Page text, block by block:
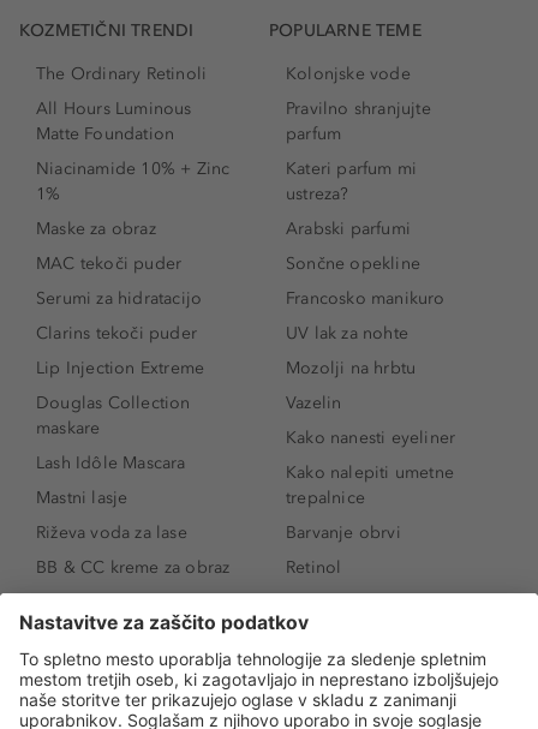
KOZMETIČNI TRENDI
The Ordinary Retinoli
All Hours Luminous
Matte Foundation
Niacinamide 10% + Zinc
1%
Maske za obraz
MAC tekoči puder
Serumi za hidratacijo
Clarins tekoči puder
Lip Injection Extreme
Douglas Collection
maskare
Lash Idôle Mascara
Mastni lasje
Riževa voda za lase
BB & CC kreme za obraz
SPF 30
Senčila za oči
Tekoči puder
POPULARNE TEME
Kolonjske vode
Pravilno shranjujte
parfum
Kateri parfum mi
ustreza?
Arabski parfumi
Sončne opekline
Francosko manikuro
UV lak za nohte
Mozolji na hrbtu
Vazelin
Kako nanesti eyeliner
Kako nalepiti umetne
trepalnice
Barvanje obrvi
Retinol
Niacinamid
Rozacea